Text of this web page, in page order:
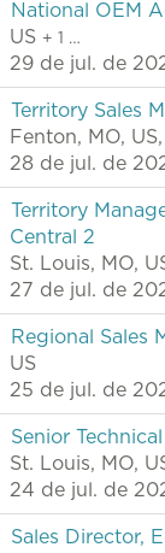
National OEM
US + 1 …
29 de jul. de
Territory Sales
Fenton, MO,
28 de jul. de
Territory
Central 2
St. Louis, MO,
27 de jul. de
Regional Sales
US
25 de jul. de
Senior
St. Louis, MO,
24 de jul. de
Sales Director,